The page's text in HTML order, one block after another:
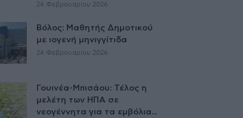
24 Φεβρουαρίου 2026
Βόλος: Μαθητής Δημοτικού
με ιογενή μηνιγγίτιδα
24 Φεβρουαρίου 2026
Γουινέα-Μπισάου: Τέλος η
μελέτη των ΗΠΑ σε
νεογέννητα για τα εμβόλια...